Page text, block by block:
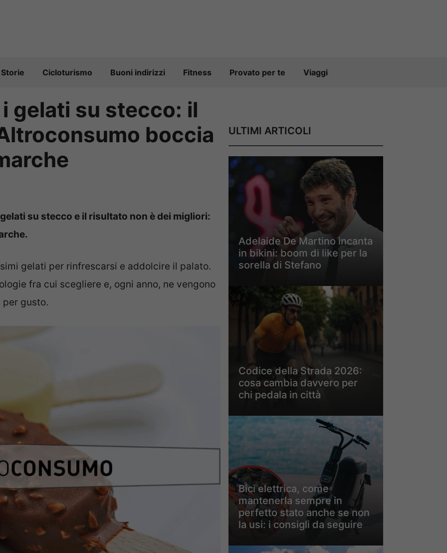
Storie Cicloturismo Buoni indirizzi Fitness Provato per te Viaggi
gelati su stecco: il
boccia
su stecco e il risultato non è dei migliori:
gelati per rinfrescarsi e addolcire il palato.
fra cui scegliere e, ogni anno, ne vengono
gusto.
ULTIMI ARTICOLI
Adelaide De Martino incanta
in bikini: boom di like per la
sorella di Stefano
Codice della Strada 2026:
cosa cambia davvero per
chi pedala in città
Bici elettrica, come
mantenerla sempre in
perfetto stato anche se non
la usi: i consigli da seguire